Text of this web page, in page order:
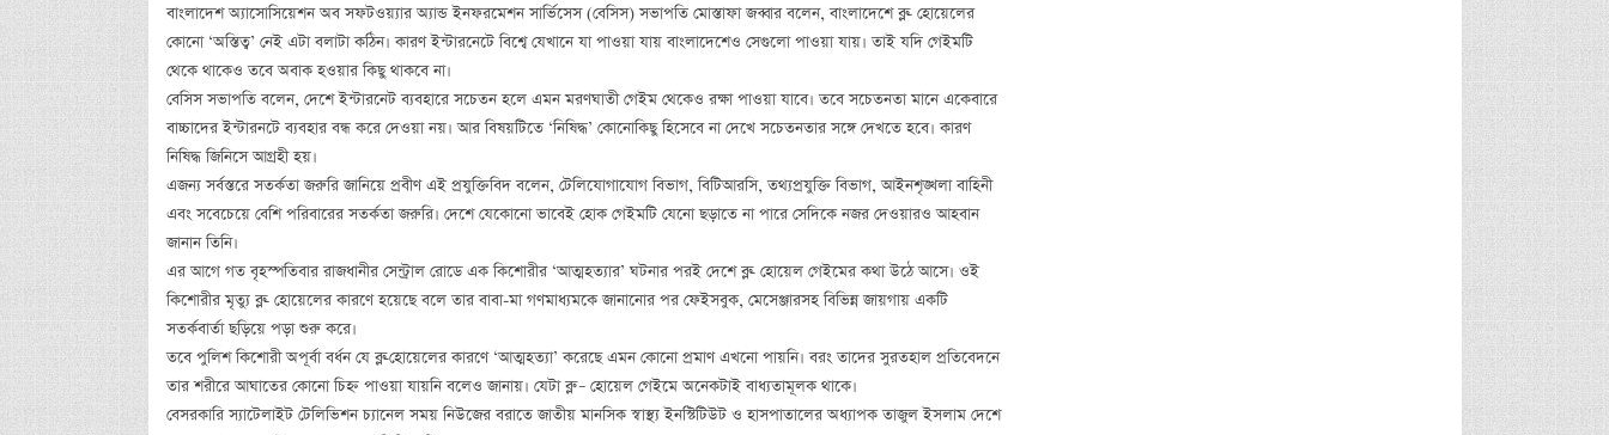
বাংলাদেশ অ্যাসোসিয়েশন অব সফটওয়্যার অ্যান্ড ইনফরমেশন সার্ভিসেস (বেসিস) সভাপতি মোস্তাফা জব্বার বলেন, বাংলাদেশে ব্লু- হোয়েলের
কোনো ‘অস্তিত্ব’ নেই এটা বলাটা কঠিন। কারণ ইন্টারনেটে বিশ্বে যেখানে যা পাওয়া যায় বাংলাদেশেও সেগুলো পাওয়া যায়। তাই যদি গেইমটি
থেকে থাকেও তবে অবাক হওয়ার কিছু থাকবে না।
বেসিস সভাপতি বলেন, দেশে ইন্টারনেট ব্যবহারে সচেতন হলে এমন মরণঘাতী গেইম থেকেও রক্ষা পাওয়া যাবে। তবে সচেতনতা মানে একেবারে
বাচ্চাদের ইন্টারনটে ব্যবহার বন্ধ করে দেওয়া নয়। আর বিষয়টিতে ‘নিষিদ্ধ’ কোনোকিছু হিসেবে না দেখে সচেতনতার সঙ্গে দেখতে হবে। কারণ
নিষিদ্ধ জিনিসে আগ্রহী হয়।
এজন্য সর্বস্তরে সতর্কতা জরুরি জানিয়ে প্রবীণ এই প্রযুক্তিবিদ বলেন, টেলিযোগাযোগ বিভাগ, বিটিআরসি, তথ্যপ্রযুক্তি বিভাগ, আইনশৃঙ্খলা বাহিনী
এবং সবেচেয়ে বেশি পরিবারের সতর্কতা জরুরি। দেশে যেকোনো ভাবেই হোক গেইমটি যেনো ছড়াতে না পারে সেদিকে নজর দেওয়ারও আহবান
জানান তিনি।
এর আগে গত বৃহস্পতিবার রাজধানীর সেন্ট্রাল রোডে এক কিশোরীর ‘আত্মহত্যার’ ঘটনার পরই দেশে ব্লু- হোয়েল গেইমের কথা উঠে আসে। ওই
কিশোরীর মৃত্যু ব্লু- হোয়েলের কারণে হয়েছে বলে তার বাবা-মা গণমাধ্যমকে জানানোর পর ফেইসবুক, মেসেঞ্জারসহ বিভিন্ন জায়গায় একটি
সতর্কবার্তা ছড়িয়ে পড়া শুরু করে।
তবে পুলিশ কিশোরী অপূর্বা বর্ধন যে ব্লু-হোয়েলের কারণে ‘আত্মহত্যা’ করেছে এমন কোনো প্রমাণ এখনো পায়নি। বরং তাদের সুরতহাল প্রতিবেদনে
তার শরীরে আঘাতের কোনো চিহ্ন পাওয়া যায়নি বলেও জানায়। যেটা ব্লু – হোয়েল গেইমে অনেকটাই বাধ্যতামূলক থাকে।
বেসরকারি স্যাটেলাইট টেলিভিশন চ্যানেল সময় নিউজের বরাতে জাতীয় মানসিক স্বাস্থ্য ইনস্টিটিউট ও হাসপাতালের অধ্যাপক তাজুল ইসলাম দেশে